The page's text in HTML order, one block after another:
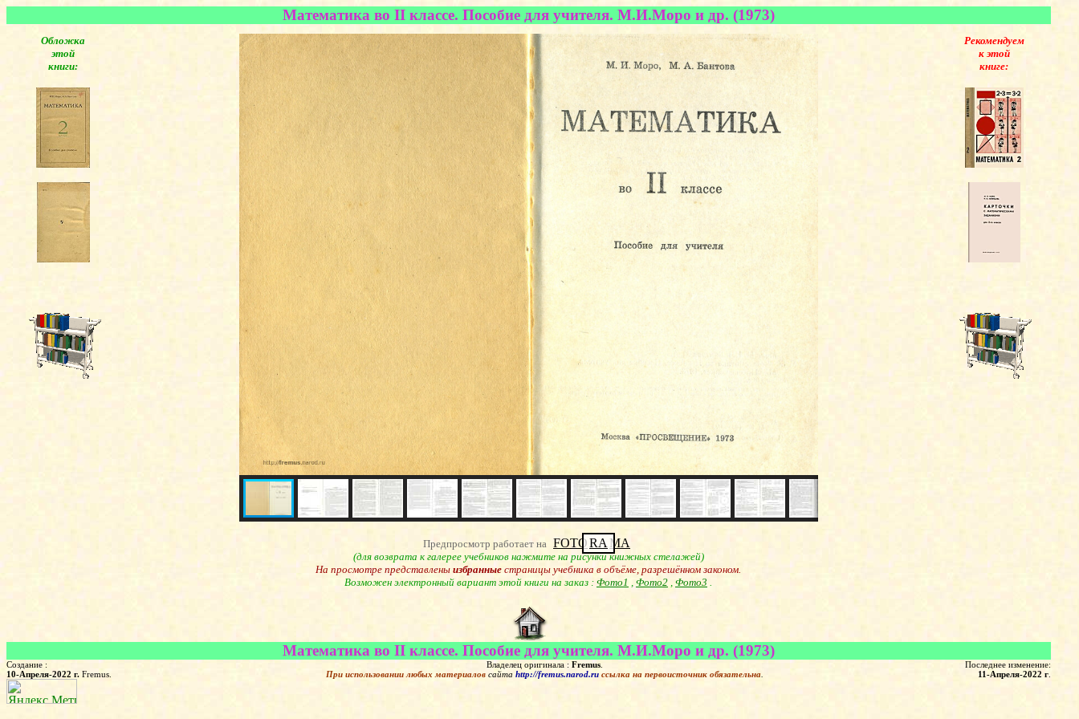
Математика во II классе. Пособие для учителя. М.И.Моро и др. (1973)
Обложка
этой
книги:
Предпросмотр работает на FOTORA MA
(для возврата к галерее учебников нажмите на рисунки книжных стелажей)
На просмотре представлены избранные страницы учебника в объёме, разрешённом законом.
Возможен электронный вариант этой книги на заказ : Фото1 , Фото2 , Фото3 .
Рекомендуем
к этой
книге:
Математика во II классе. Пособие для учителя. М.И.Моро и др. (1973)
Создание :
10-Апреля-2022 г. Fremus.
Владелец оригинала : Fremus.
При использовании любых материаловсайта http://fremus.narod.ru ссылка на первоисточник обязательна.
Последнее изменение:
11-Апреля-2022 г